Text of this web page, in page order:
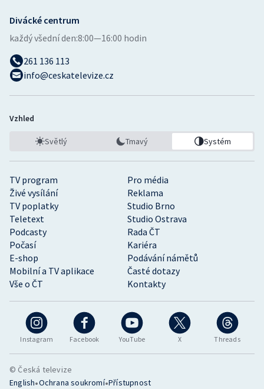
Instagram Facebook YouTube X Threads
TV program
Pro média
Živé vysílání
Reklama
TV poplatky
Studio Brno
Teletext
Studio Ostrava
Podcasty
Rada ČT
Počasí
Kariéra
E-shop
Podávání námětů
Mobilní a TV aplikace
Časté dotazy
Vše o ČT
Kontakty
Divácké centrum
každý všední den:8:00—16:00 hodin
261 136 113
info@ceskatelevize.cz
Vzhled
Světlý Tmavý Systém
© Česká televize
English•Ochrana soukromí•Přístupnost